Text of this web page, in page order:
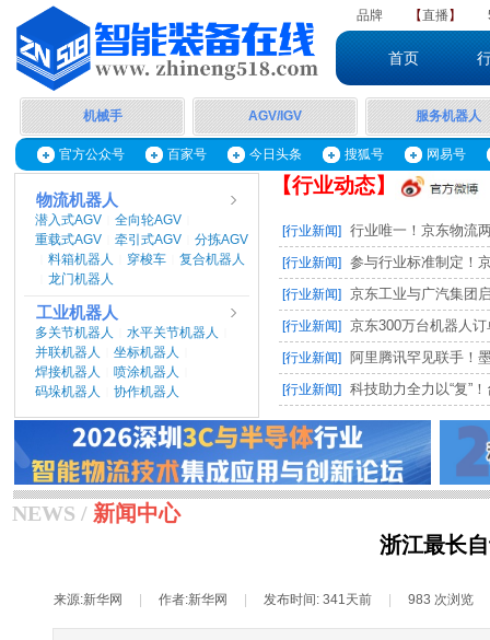
品牌 【直播】
首页
机械手 服务机器人
AGV/IGV
官方公众号 百家号 今日头条 搜狐号 网易号
【行业动态】
物流机器人
潜入式AGV 全向轮AGV
重载式AGV 牵引式AGV 分拣AGV
料箱机器人 穿梭车 复合机器人
龙门机器人
工业机器人
多关节机器人 水平关节机器人
并联机器人 坐标机器人
焊接机器人 喷涂机器人
码垛机器人 协作机器人
[行业新闻] 行业唯一！京东物流
[行业新闻] 参与行业标准制定！
[行业新闻] 京东工业与广汽集团
[行业新闻] 京东300万台机器人
[行业新闻] 阿里腾讯罕见联手！
[行业新闻] 科技助力全力以“复”
NEWS / 新闻中心
浙江最长
来源:新华网 作者:新华网 发布时间: 341天前 983 次浏览